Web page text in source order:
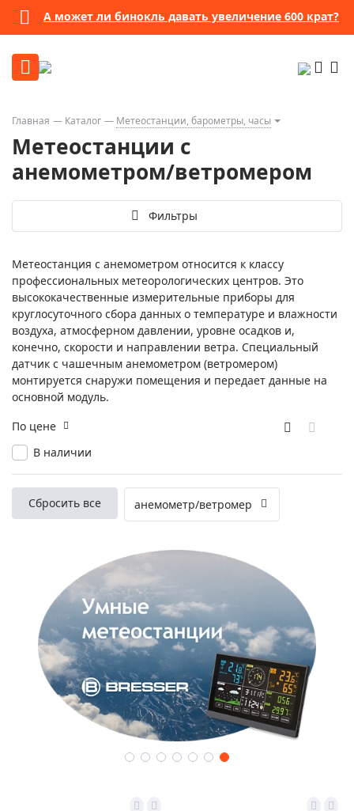
А может ли бинокль давать увеличение 600 крат?
Главная Каталог Метеостанции, барометры, часы
Метеостанции с
анемометром/ветромером
Фильтры
Метеостанция с анемометром относится к классу
профессиональных метеорологических центров. Это
высококачественные измерительные приборы для
круглосуточного сбора данных о температуре и влажности
воздуха, атмосферном давлении, уровне осадков и,
конечно, скорости и направлении ветра. Специальный
датчик с чашечным анемометром (ветромером)
монтируется снаружи помещения и передает данные на
основной модуль.
В наличии
По цене
Сбросить все анемометр/ветромер